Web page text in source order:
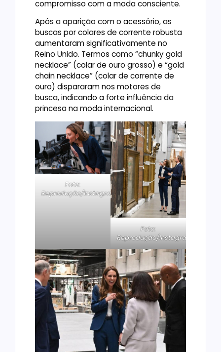
compromisso com a moda consciente.
Após a aparição com o acessório, as
buscas por colares de corrente robusta
aumentaram significativamente no
Reino Unido. Termos como “chunky gold
necklace” (colar de ouro grosso) e “gold
chain necklace” (colar de corrente de
ouro) dispararam nos motores de
busca, indicando a forte influência da
princesa na moda internacional.
Foto:
Reprodução/Instagram
Foto:
Reprodução/Instagram